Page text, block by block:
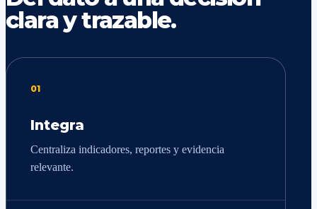
clara y trazable.
01
Integra
Centraliza indicadores, reportes y evidencia
relevante.